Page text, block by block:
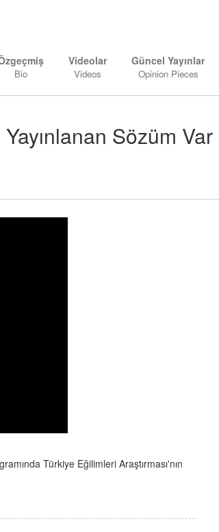
Bio
Videolar
Videos
Güncel Yayınlar
Opinion Pieces
Sözüm
Türkiye Eğilimleri Araştırması'nın